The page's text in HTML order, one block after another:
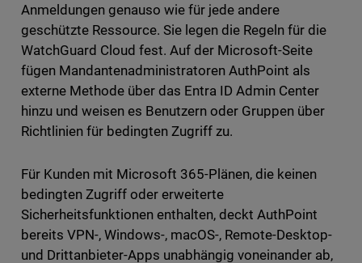
Anmeldungen genauso wie für jede andere
geschützte Ressource. Sie legen die Regeln für die
WatchGuard Cloud fest. Auf der Microsoft-Seite
fügen Mandantenadministratoren AuthPoint als
externe Methode über das Entra ID Admin Center
hinzu und weisen es Benutzern oder Gruppen über
Richtlinien für bedingten Zugriff zu.
Für Kunden mit Microsoft 365-Plänen, die keinen
bedingten Zugriff oder erweiterte
Sicherheitsfunktionen enthalten, deckt AuthPoint
bereits VPN-, Windows-, macOS-, Remote-Desktop-
und Drittanbieter-Apps unabhängig voneinander ab,